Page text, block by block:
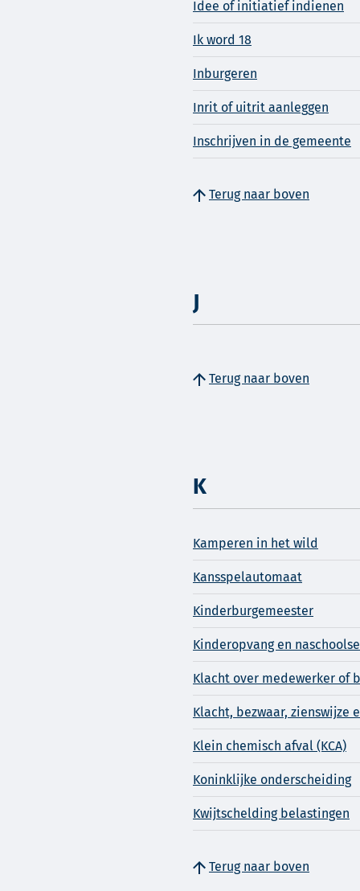
Idee of initiatief indienen
Ik word 18
Inburgeren
Inrit of uitrit aanleggen
Inschrijven in de gemeente
Terug naar boven
J
Terug naar boven
K
Kamperen in het wild
Kansspelautomaat
Kinderburgemeester
Kinderopvang en
Klacht over medewerker of
Klacht, bezwaar, zienswijze
Klein chemisch afval (KCA)
Koninklijke onderscheiding
Kwijtschelding belastingen
Terug naar boven